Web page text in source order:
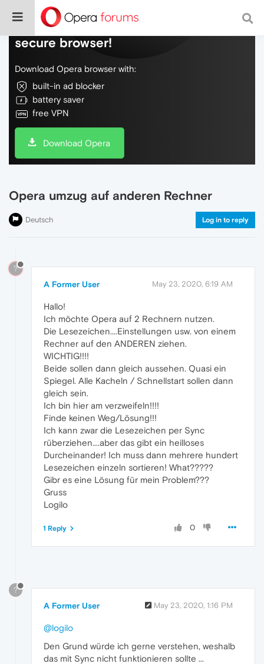
Do more on the web, with a fast and
secure browser!
Download Opera browser with:
built-in ad blocker
battery saver
free VPN
Download Opera
Opera umzug auf anderen Rechner
Deutsch Log in to reply
?
A Former User May 23, 2020, 6:19 AM
Hallo!
Ich möchte Opera auf 2 Rechnern nutzen.
Die Lesezeichen....Einstellungen usw. von einem
Rechner auf den ANDEREN ziehen.
WICHTIG!!!!
Beide sollen dann gleich aussehen. Quasi ein
Spiegel. Alle Kacheln / Schnellstart sollen dann
gleich sein.
Ich bin hier am verzweifeln!!!!
Finde keinen Weg/Lösung!!!
Ich kann zwar die Lesezeichen per Sync
rüberziehen....aber das gibt ein heilloses
Durcheinander! Ich muss dann mehrere hundert
Lesezeichen einzeln sortieren! What?????
Gibr es eine Lösung für mein Problem???
Gruss
Logilo
0
1 Reply
?
A Former User May 23, 2020, 1:16 PM
@logilo
Den Grund würde ich gerne verstehen, weshalb
das mit Sync nicht funktionieren sollte ...